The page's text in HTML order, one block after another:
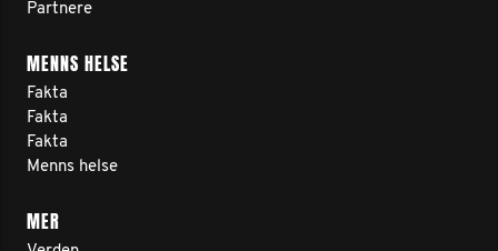
Partnere
MENNS HELSE
Fakta
Fakta
Fakta
Menns helse
MER